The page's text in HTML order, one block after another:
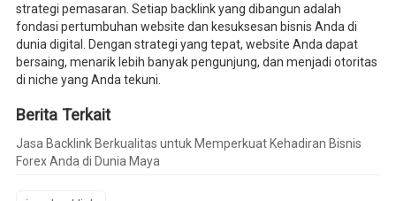
strategi pemasaran. Setiap backlink yang dibangun adalah
fondasi pertumbuhan website dan kesuksesan bisnis Anda di
dunia digital. Dengan strategi yang tepat, website Anda dapat
bersaing, menarik lebih banyak pengunjung, dan menjadi otoritas
di niche yang Anda tekuni.
Berita Terkait
Jasa Backlink Berkualitas untuk Memperkuat Kehadiran Bisnis
Forex Anda di Dunia Maya